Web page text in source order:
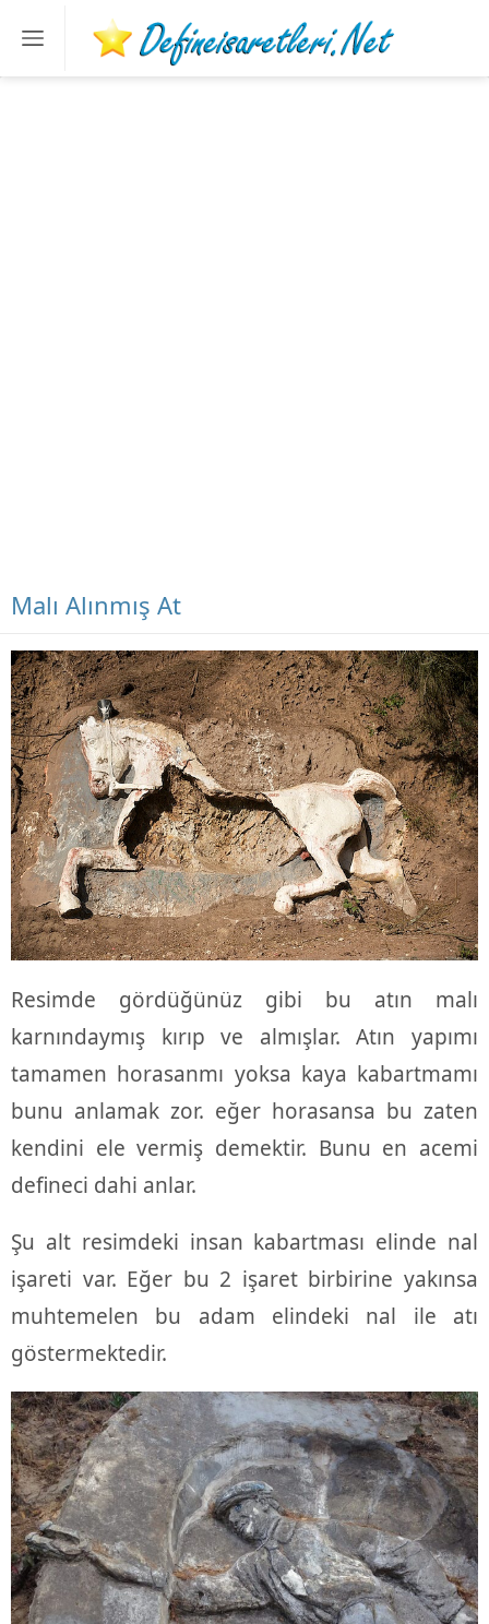
Malı Alınmış At
Resimde gördüğünüz gibi bu atın malı
karnındaymış kırıp ve almışlar. Atın yapımı
tamamen horasanmı yoksa kaya kabartmamı
bunu anlamak zor. eğer horasansa bu zaten
kendini ele vermiş demektir. Bunu en acemi
defineci dahi anlar.
Şu alt resimdeki insan kabartması elinde nal
işareti var. Eğer bu 2 işaret birbirine yakınsa
muhtemelen bu adam elindeki nal ile atı
göstermektedir.